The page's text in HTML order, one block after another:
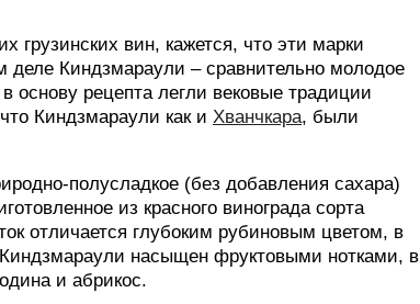
грузинских вин, кажется, что эти марки
деле Киндзмараули – сравнительно молодое
основу рецепта легли вековые традиции
Киндзмараули как и Хванчкара, были
полусладкое (без добавления сахара)
из красного винограда сорта
отличается глубоким рубиновым цветом, в
Киндзмараули насыщен фруктовыми нотками, в
и абрикос.